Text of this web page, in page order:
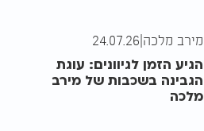
מירב מלכה 24.07.26
הגיע הזמן לגיוונים: עוגת
הגבינה בשכבות של מירב
מלכה